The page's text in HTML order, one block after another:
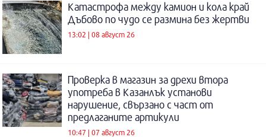
Катастрофа между камион и кола край
Дъбово по чудо се размина без жертви
13:02 | 08 август 26
Проверка в магазин за дрехи втора
употреба в Казанлък установи
нарушение, свързано с част от
предлаганите артикули
10:47 | 07 август 26